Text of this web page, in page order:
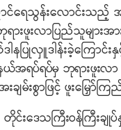
န်းလောင်းသည့် အဖွဲ့
ရားဖူးလာပြည်သူမျာ
ါနပြုလှူဒါန်းခဲ့ကြေ
ရပ်ရပ်မှ ဘုရားဖူးလာ ပ
မ်းစွာဖြင့် ဖူးမြှော်
ဒေသကြီးဝန်ကြီးချုပ်